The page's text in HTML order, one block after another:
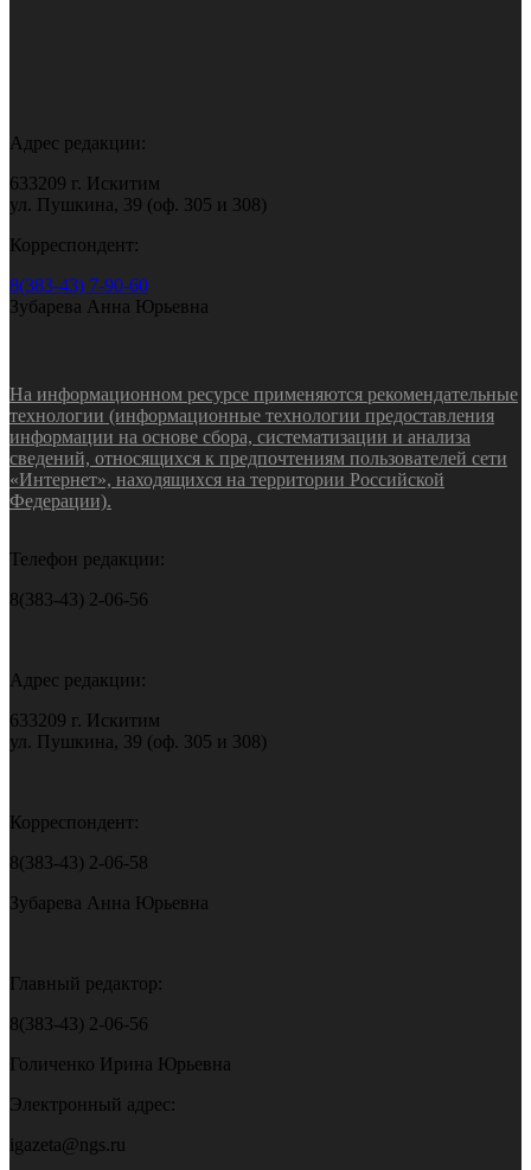
Адрес редакции:
633209 г. Искитим
ул. Пушкина, 39 (оф. 305 и 308)
Корреспондент:
8(383-43) 7-90-60
Зубарева Анна Юрьевна
На информационном ресурсе применяются рекомендательные
технологии (информационные технологии предоставления
информации на основе сбора, систематизации и анализа
сведений, относящихся к предпочтениям пользователей сети
«Интернет», находящихся на территории Российской
Федерации).
Телефон редакции:
8(383-43) 2-06-56
Адрес редакции:
633209 г. Искитим
ул. Пушкина, 39 (оф. 305 и 308)
Корреспондент:
8(383-43) 2-06-58
Зубарева Анна Юрьевна
Главный редактор:
8(383-43) 2-06-56
Голиченко Ирина Юрьевна
Электронный адрес:
igazeta@ngs.ru